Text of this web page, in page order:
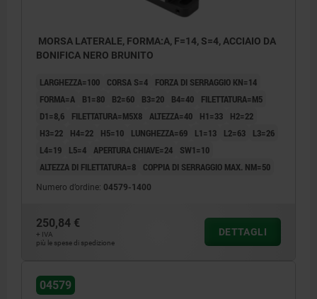
1) vite di regolazione
4) posizione di riposo
MORSA LATERALE, FORMA:A, F=14, S=4, ACCIAIO DA
BONIFICA NERO BRUNITO
LARGHEZZA=100 CORSA S=4
FORZA DI SERRAGGIO KN=14
FORMA=A
B1=80 B2=60 B3=20 B4=40
FILETTATURA=M5
D1=8,6
FILETTATURA=M5X8 ALTEZZA=40 H1=33
H2=22
H3=22
H4=22 H5=10 LUNGHEZZA=69 L1=13 L2=63
L3=26
L4=19
L5=4 APERTURA CHIAVE=24
SW1=10
ALTEZZA DI FILETTATURA=8
COPPIA DI SERRAGGIO MAX. NM=50
Numero d’ordine: 04579-1400
250,84 €
+ IVA
più le spese di spedizione
DETTAGLI
04579